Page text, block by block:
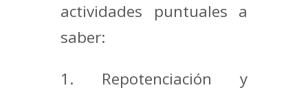
actividades puntuales a
saber:
1. Repotenciación y